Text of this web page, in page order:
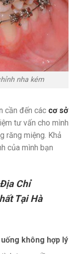
nha kém
cần đến các cơ sở
tư vấn cho mình
răng miệng. Khả
của mình bạn
Chỉ
Tại Hà
không hợp lý